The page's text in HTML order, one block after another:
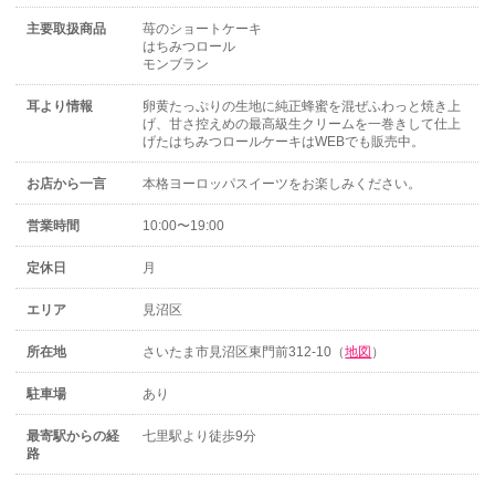
主要取扱商品
苺のショートケーキ
はちみつロール
モンブラン
耳より情報
卵黄たっぷりの生地に純正蜂蜜を混ぜふわっと焼き上
げ、甘さ控えめの最高級生クリームを一巻きして仕上
げたはちみつロールケーキはWEBでも販売中。
お店から一言 本格ヨーロッパスイーツをお楽しみください。
営業時間 10:00〜19:00
定休日 月
エリア 見沼区
所在地 さいたま市見沼区東門前312-10（地図 ）
駐車場 あり
最寄駅からの経
路
七里駅より徒歩9分